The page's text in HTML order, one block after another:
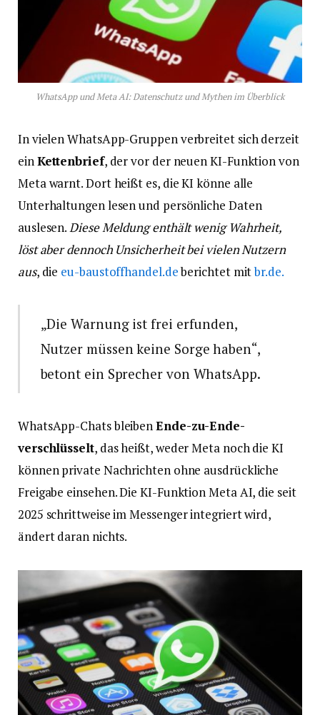
WhatsApp und Meta AI: Datenschutz und Mythen im Überblick
In vielen WhatsApp-Gruppen verbreitet sich derzeit
einKettenbrief, der vor der neuen KI-Funktion von
Meta warnt. Dort heißt es, die KI könne alle
Unterhaltungen lesen und persönliche Daten
auslesen.Diese Meldung enthält wenig Wahrheit,
löst aber dennoch Unsicherheit bei vielen Nutzern
aus, die eu-baustoffhandel.deberichtet mitbr.de.
„Die Warnung ist frei erfunden,
Nutzer müssen keine Sorge haben“,
betont ein Sprecher von WhatsApp.
WhatsApp-Chats bleibenEnde-zu-Ende-
verschlüsselt, das heißt, weder Meta noch die KI
können private Nachrichten ohne ausdrückliche
Freigabe einsehen. Die KI-Funktion Meta AI, die seit
2025 schrittweise im Messenger integriert wird,
ändert daran nichts.